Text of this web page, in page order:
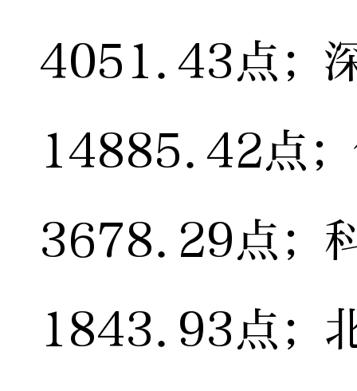
4051.43点；
14885.42点
3678.29点；
1843.93点；